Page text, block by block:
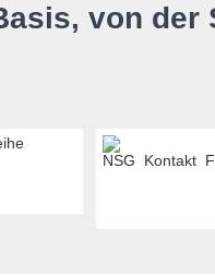
von der